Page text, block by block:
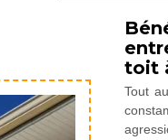
toit
Tout